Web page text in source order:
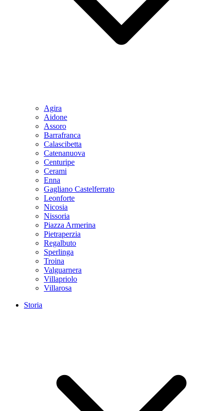
Agira
Aidone
Assoro
Barrafranca
Calascibetta
Catenanuova
Centuripe
Cerami
Enna
Gagliano Castelferrato
Leonforte
Nicosia
Nissoria
Piazza Armerina
Pietraperzia
Regalbuto
Sperlinga
Troina
Valguarnera
Villapriolo
Villarosa
Storia